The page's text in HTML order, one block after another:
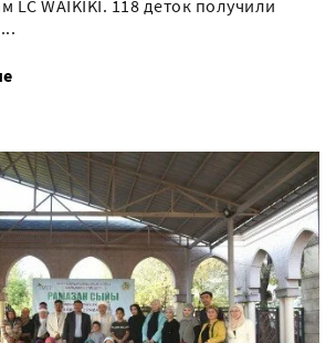
LC WAIKIKI. 118 деток получили